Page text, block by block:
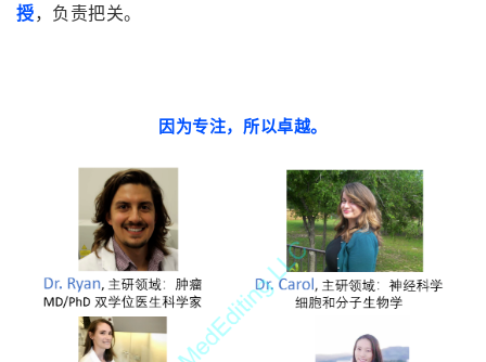
授，负责把关。
因为专注，所以卓越。